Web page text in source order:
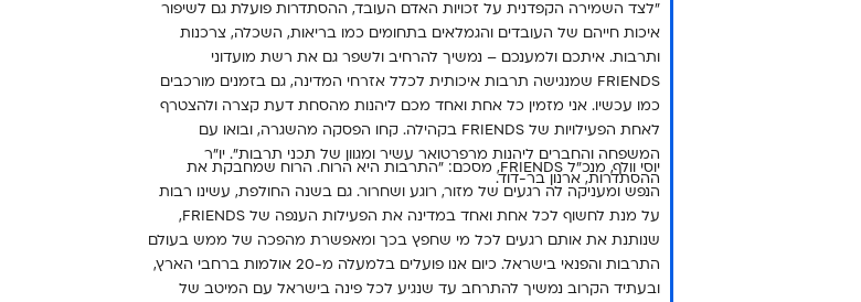
"לצד השמירה הקפדנית על זכויות האדם העובד, ההסתדרות פועלת גם לשיפור
איכות חייהם של העובדים והגמלאים בתחומים כמו בריאות, השכלה, צרכנות
ותרבות. איתכם ולמענכם – נמשיך להרחיב ולשפר גם את רשת מועדוני
FRIENDS שמנגישה תרבות איכותית לכלל אזרחי המדינה, גם בזמנים מורכבים
כמו עכשיו. אני מזמין כל אחת ואחד מכם ליהנות מהסחת דעת קצרה ולהצטרף
לאחת הפעילויות של FRIENDS בקהילה. קחו הפסקה מהשגרה, ובואו עם
המשפחה והחברים ליהנות מרפרטואר עשיר ומגוון של תכני תרבות". יו"ר
ההסתדרות, ארנון בר-דוד.
יוסי וולף, מנכ"ל FRIENDS, מסכם: "התרבות היא הרוח. הרוח שמחבקת את
הנפש ומעניקה לה רגעים של מזור, רוגע ושחרור. גם בשנה החולפת, עשינו רבות
על מנת לחשוף לכל אחת ואחד במדינה את הפעילות הענפה של FRIENDS,
שנותנת את אותם רגעים לכל מי שחפץ בכך ומאפשרת מהפכה של ממש בעולם
התרבות והפנאי בישראל. כיום אנו פועלים בלמעלה מ-20 אולמות ברחבי הארץ,
ובעתיד הקרוב נמשיך להתרחב עד שנגיע לכל פינה בישראל עם המיטב של